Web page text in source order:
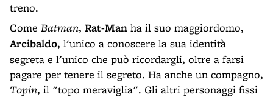
treno.
Come Batman, Rat-Man ha il suo maggiordomo,
Arcibaldo, l'unico a conoscere la sua identità
segreta e l'unico che può ricordargli, oltre a farsi
pagare per tenere il segreto. Ha anche un compagno,
Topin, il "topo meraviglia". Gli altri personaggi fissi